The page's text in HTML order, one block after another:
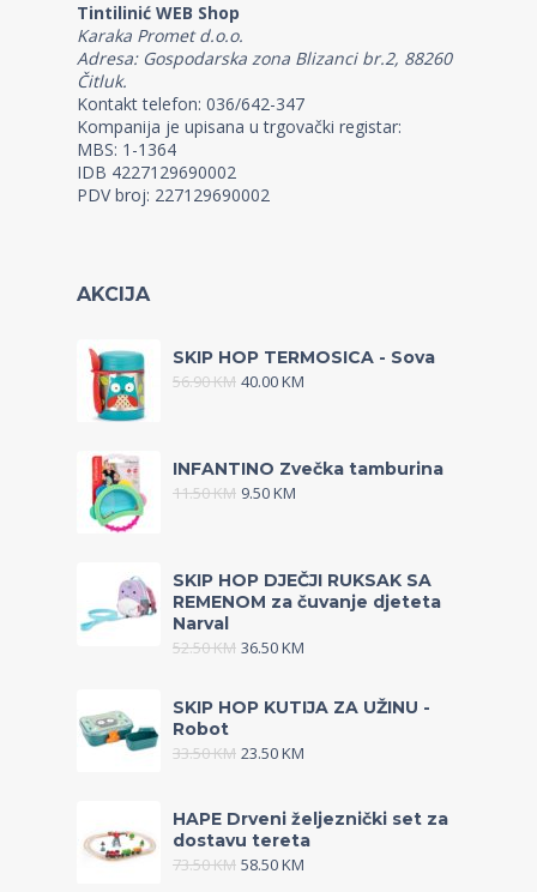
Tintilinić WEB Shop
Karaka Promet d.o.o.
Adresa: Gospodarska zona Blizanci br.2, 88260
Čitluk.
Kontakt telefon: 036/642-347
Kompanija je upisana u trgovački registar:
MBS: 1-1364
IDB 4227129690002
PDV broj: 227129690002
AKCIJA
SKIP HOP TERMOSICA - Sova
56.90KM 40.00KM
INFANTINO Zvečka tamburina
11.50KM 9.50KM
SKIP HOP DJEČJI RUKSAK SA
REMENOM za čuvanje djeteta
Narval
52.50KM 36.50KM
SKIP HOP KUTIJA ZA UŽINU -
Robot
33.50KM 23.50KM
HAPE Drveni željeznički set za
dostavu tereta
73.50KM 58.50KM